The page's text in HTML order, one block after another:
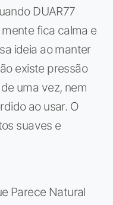
DUAR77
fica calma e
ideia ao manter
existe pressão
uma vez, nem
ao usar. O
suaves e
Parece Natural